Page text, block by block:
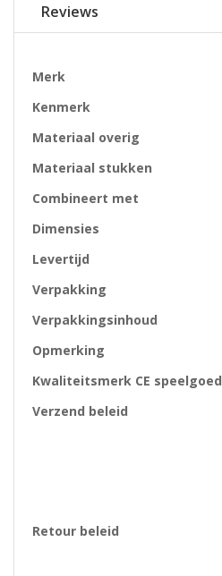
Reviews
Meer
Merk
Kenmerk
Materiaal overig
Materiaal stukken
Combineert met
Dimensies
Levertijd
Verpakking
Verpakkingsinhoud
Opmerking
Kwaliteitsmerk CE speelgoed
Verzend beleid
Retour beleid